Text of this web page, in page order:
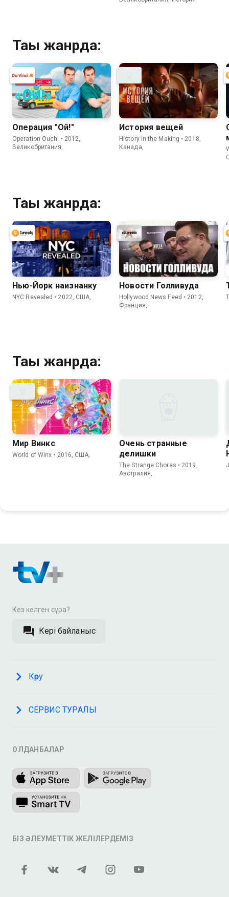
Тағы жанрда:
Операция "Ой!"
Operation Ouch! • 2012,
Великобритания,
История вещей
History in the Making • 2018,
Канада,
Тағы жанрда:
Нью-Йорк наизнанку
NYC Revealed • 2022, США,
Новости Голливуда
Hollywood News Feed • 2012,
Франция,
Тағы жанрда:
Мир Винкс
World of Winx • 2016, США,
Очень странные
делишки
The Strange Chores • 2019,
Австралия,
Кез келген сұрақ?
Кері байланыс
Көру
СЕРВИС ТУРАЛЫ
ҚОЛДАНБАЛАР
БІЗ ӘЛЕУМЕТТІК ЖЕЛІЛЕРДЕМІЗ